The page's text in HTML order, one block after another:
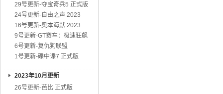
29号更新-夺宝奇兵5 正式版
24号更新-自由之声 2023
16号更新-奥本海默 2023
9号更新-GT赛车：极速狂飙
6号更新-复仇狗联盟
1号更新-碟中谍7 正式版
2023年10月更新
26号更新-芭比 正式版